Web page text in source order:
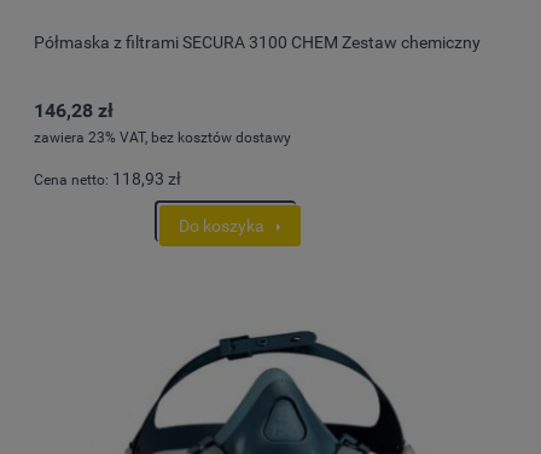
Półmaska z filtrami SECURA 3100 CHEM Zestaw chemiczny
146,28 zł
zawiera 23% VAT, bez kosztów dostawy
Cena netto: 118,93 zł
Do koszyka